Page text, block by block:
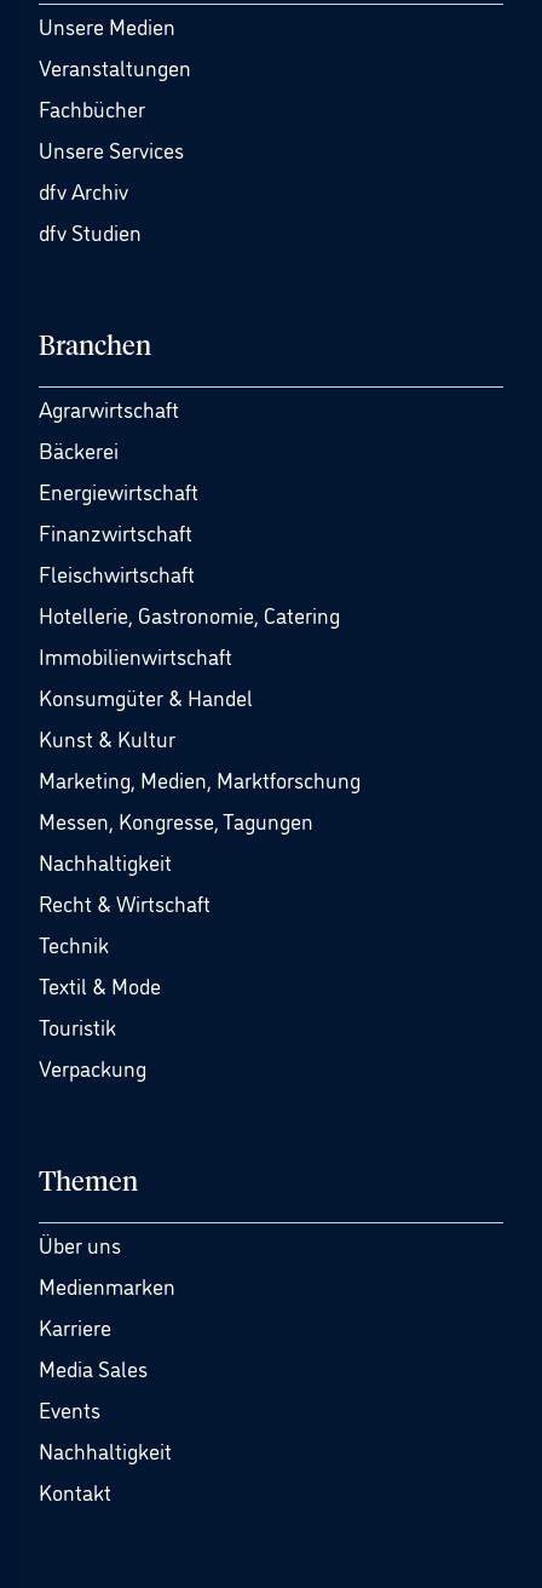
Unsere Medien
Veranstaltungen
Fachbücher
Unsere Services
dfv Archiv
dfv Studien
Branchen
Agrarwirtschaft
Bäckerei
Energiewirtschaft
Finanzwirtschaft
Fleischwirtschaft
Hotellerie, Gastronomie, Catering
Immobilienwirtschaft
Konsumgüter & Handel
Kunst & Kultur
Marketing, Medien, Marktforschung
Messen, Kongresse, Tagungen
Nachhaltigkeit
Recht & Wirtschaft
Technik
Textil & Mode
Touristik
Verpackung
Themen
Über uns
Medienmarken
Karriere
Media Sales
Events
Nachhaltigkeit
Kontakt